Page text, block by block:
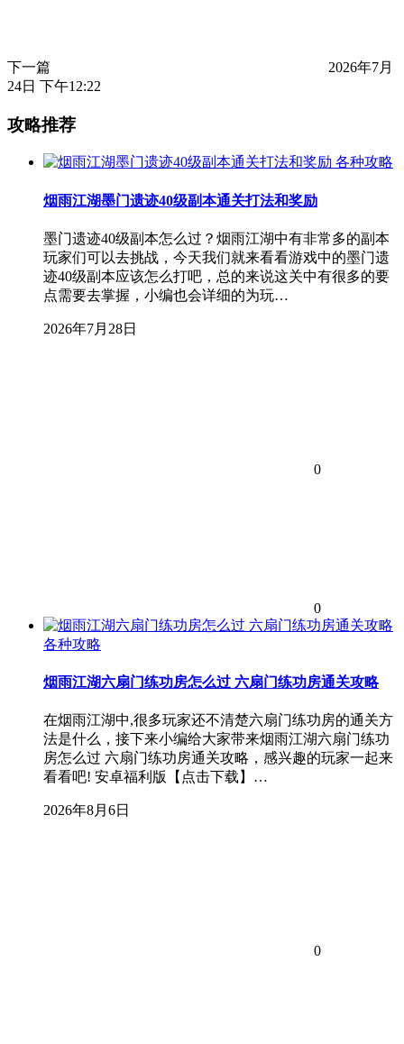
下一篇
2026年7月
24日 下午12:22
攻略推荐
各种攻略
烟雨江湖墨门遗迹40级副本通关打法和奖励
墨门遗迹40级副本怎么过？烟雨江湖中有非常多的副本
玩家们可以去挑战，今天我们就来看看游戏中的墨门遗
迹40级副本应该怎么打吧，总的来说这关中有很多的要
点需要去掌握，小编也会详细的为玩…
2026年7月28日
0
0
各种攻略
烟雨江湖六扇门练功房怎么过 六扇门练功房通关攻略
在烟雨江湖中,很多玩家还不清楚六扇门练功房的通关方
法是什么，接下来小编给大家带来烟雨江湖六扇门练功
房怎么过 六扇门练功房通关攻略，感兴趣的玩家一起来
看看吧! 安卓福利版【点击下载】…
2026年8月6日
0